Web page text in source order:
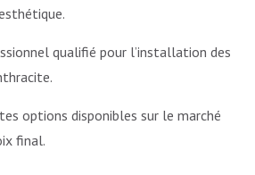
qualifié pour l’installation des
options disponibles sur le marché
final.